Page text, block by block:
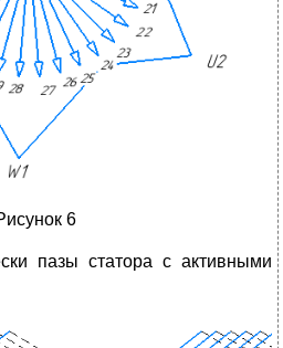
6
пазы статора с активными